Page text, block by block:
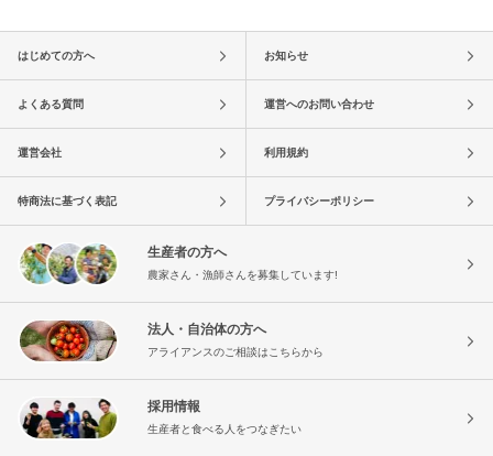
はじめての方へ お知らせ
よくある質問 運営へのお問い合わせ
運営会社 利用規約
特商法に基づく表記 プライバシーポリシー
生産者の方へ
農家さん・漁師さんを募集しています!
法人・自治体の方へ
アライアンスのご相談はこちらから
採用情報
生産者と食べる人をつなぎたい